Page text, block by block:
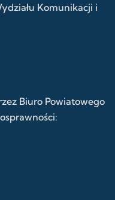
Komunikacji i
Biuro Powiatowego